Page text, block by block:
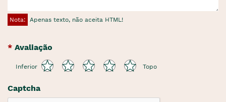
Nota: Apenas texto, não aceita HTML!
Avaliação
Inferior Topo
Captcha